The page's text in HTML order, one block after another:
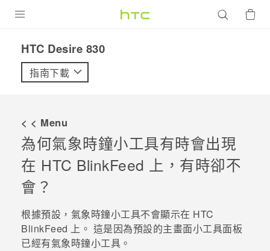
VIVE
配件
VIVERSE
優惠專區
焦點訊息
校園專案
銷售門市
銷售通路
支援服務
HTC Desire 830‎
指南下載
< < Menu
為何氣象時鐘小工具有時會出現
在 HTC BlinkFeed 上，有時卻不
會？
根據預設，氣象時鐘小工具不會顯示在 HTC
BlinkFeed 上。 這是因為預設的主畫面小工具面板
已經有氣象時鐘小工具。